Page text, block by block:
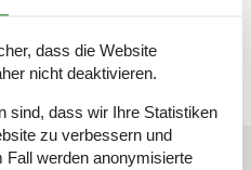
dass die Website
nicht deaktivieren.
sind, dass wir Ihre Statistiken
zu verbessern und
werden anonymisierte